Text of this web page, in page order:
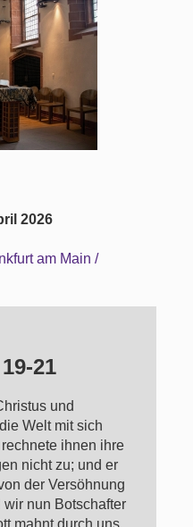
2026
am Main /
21
und
Welt mit sich
ihnen ihre
nicht zu; und er
der Versöhnung
nun Botschafter
mahnt durch uns.